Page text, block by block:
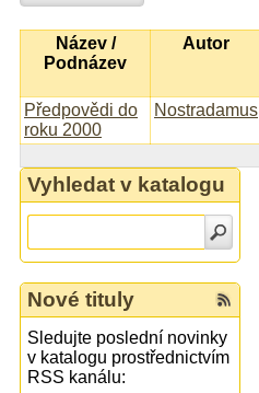
Název /
Podnázev
Autor
Předpovědi do
roku 2000
Nostradamus
Vyhledat v katalogu
Nové tituly
Sledujte poslední novinky
v katalogu prostřednictvím
RSS kanálu: